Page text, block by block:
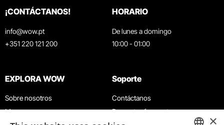
¡CONTÁCTANOS!
info@wow.pt
+351 220 121 200
HORARIO
De lunes a domingo
10:00 - 01:00
EXPLORA WOW
Sobre nosotros
Museos
Soporte
Contáctanos
Preguntas frecuentes
×